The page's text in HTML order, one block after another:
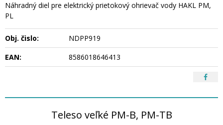
Náhradný diel pre elektrický prietokový ohrievač vody HAKL PM,
PL
Obj. čislo:
NDPP919
EAN:
8586018646413
Teleso veľké PM-B, PM-TB